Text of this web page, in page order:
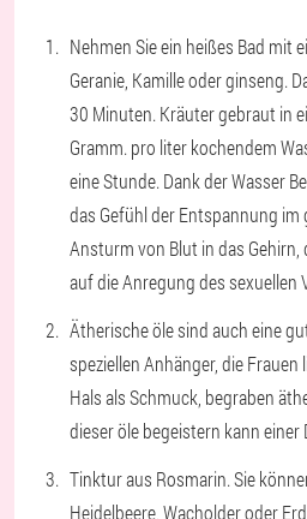
Nehmen Sie ein heißes Bad mit
Geranie, Kamille oder ginseng.
30 Minuten. Kräuter gebraut in
Gramm. pro liter kochendem
eine Stunde. Dank der Wasser
das Gefühl der Entspannung im
Ansturm von Blut in das Gehirn,
auf die Anregung des sexuellen
Ätherische öle sind auch eine
speziellen Anhänger, die
Hals als Schmuck, begraben
dieser öle begeistern kann einer
Tinktur aus Rosmarin. Sie
Heidelbeere, Wacholder oder